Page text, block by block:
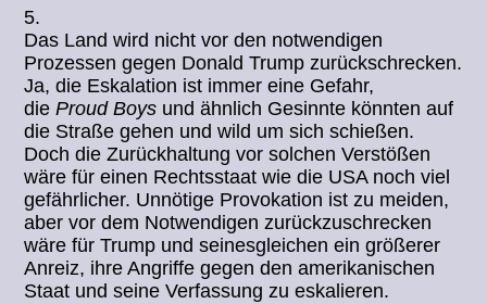
5.
Das Land wird nicht vor den notwendigen
Prozessen gegen Donald Trump zurückschrecken.
Ja, die Eskalation ist immer eine Gefahr,
dieProud Boys und ähnlich Gesinnte könnten auf
die Straße gehen und wild um sich schießen.
Doch die Zurückhaltung vor solchen Verstößen
wäre für einen Rechtsstaat wie die USA noch viel
gefährlicher. Unnötige Provokation ist zu meiden,
aber vor dem Notwendigen zurückzuschrecken
wäre für Trump und seinesgleichen ein größerer
Anreiz, ihre Angriffe gegen den amerikanischen
Staat und seine Verfassung zu eskalieren.